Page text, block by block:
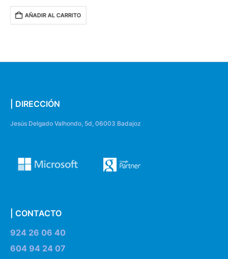
| DIRECCIÓN
Jesús Delgado Valhondo, 5d, 06003 Badajoz
| CONTACTO
924 26 06 40
604 94 24 07